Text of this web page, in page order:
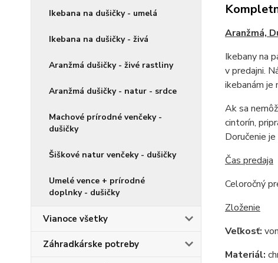
Ikebana na dušičky - umelá
Ikebana na dušičky - živá
Aranžmá dušičky - živé rastliny
Aranžmá dušičky - natur - srdce
Machové prírodné venčeky -
dušičky
Šiškové natur venčeky - dušičky
Umelé vence + prírodné
doplnky - dušičky
Vianoce všetky
Záhradkárske potreby
Aranžmá,
Ikebany na
v predajni.
ikebanám je
Ak sa
cintorín,
Doručenie
Čas predaja
Celoročný
Zloženie
Veľkosť:
Materiál: